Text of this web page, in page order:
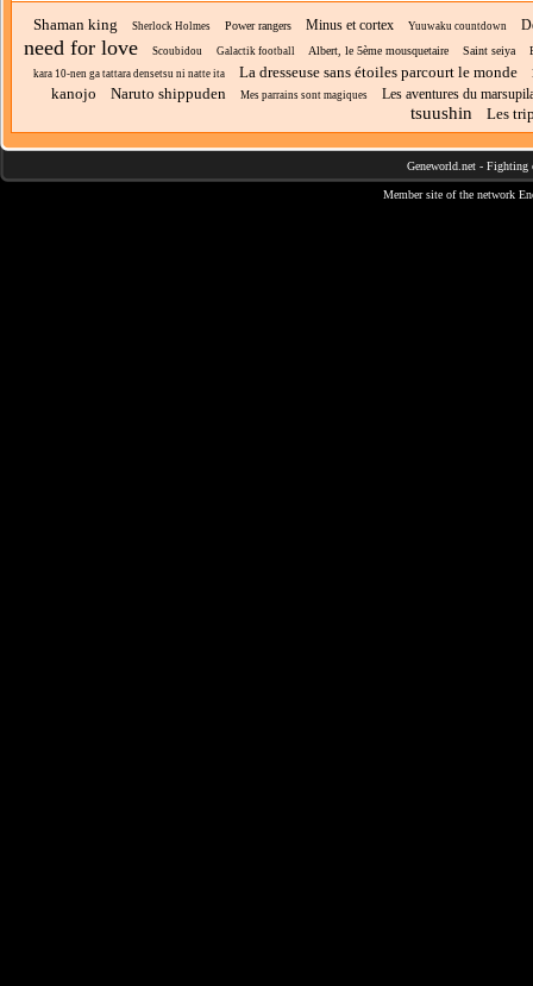
Shaman king Sherlock Holmes Power rangers Minus et cortex Yuuwaku countdown
need for love Scoubidou Galactik football Albert, le 5ème mousquetaire Saint seiya
kara 10-nen ga tattara densetsu ni natte ita
La dresseuse sans étoiles parcourt le monde
kanojo Naruto shippuden Mes parrains sont magiques Les aventures du
tsuushin Les
Geneworld.net - Fighting
Member site of the network